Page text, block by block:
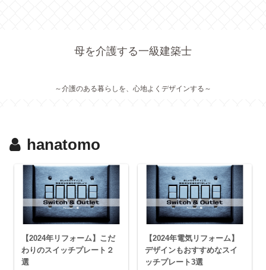
母を介護する一級建築士
～介護のある暮らしを、心地よくデザインする～
hanatomo
【2024年リフォーム】こだ
わりのスイッチプレート２
選
【2024年電気リフォーム】
デザインもおすすめなスイ
ッチプレート3選